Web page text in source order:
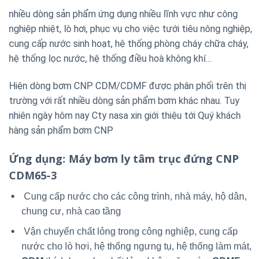
nhiều dòng sản phẩm ứng dụng nhiều lĩnh vực như công
nghiệp nhiệt, lò hơi, phục vụ cho việc tưới tiêu nông nghiệp,
cung cấp nước sinh hoạt, hệ thống phòng cháy chữa cháy,
hệ thống lọc nước, hệ thống điều hoà không khí…
Hiện dòng bơm CNP CDM/CDMF được phân phối trên thị
trường với rất nhiều dòng sản phẩm bơm khác nhau. Tuy
nhiên ngày hôm nay Cty nasa xin giới thiệu tới Quý khách
hàng sản phẩm bơm CNP
Ứng dụng: Máy bơm ly tâm trục đứng CNP
CDM65-3
Cung cấp nước cho các công trình, nhà máy, hộ dân,
chung cư, nhà cao tầng
Vận chuyển chất lỏng trong công nghiệp, cung cấp
nước cho lò hơi, hệ thống ngưng tụ, hệ thống làm mát,